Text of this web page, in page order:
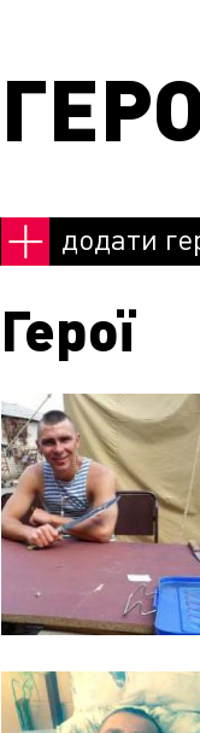
додати
Герої